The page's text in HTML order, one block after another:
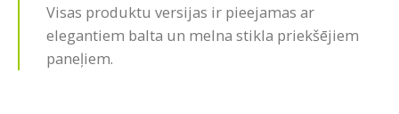
Visas produktu versijas ir pieejamas ar
elegantiem balta un melna stikla priekšējiem
paneļiem.